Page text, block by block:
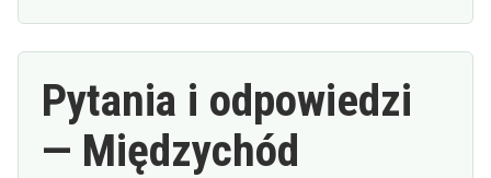
Pytania i odpowiedzi
— Międzychód